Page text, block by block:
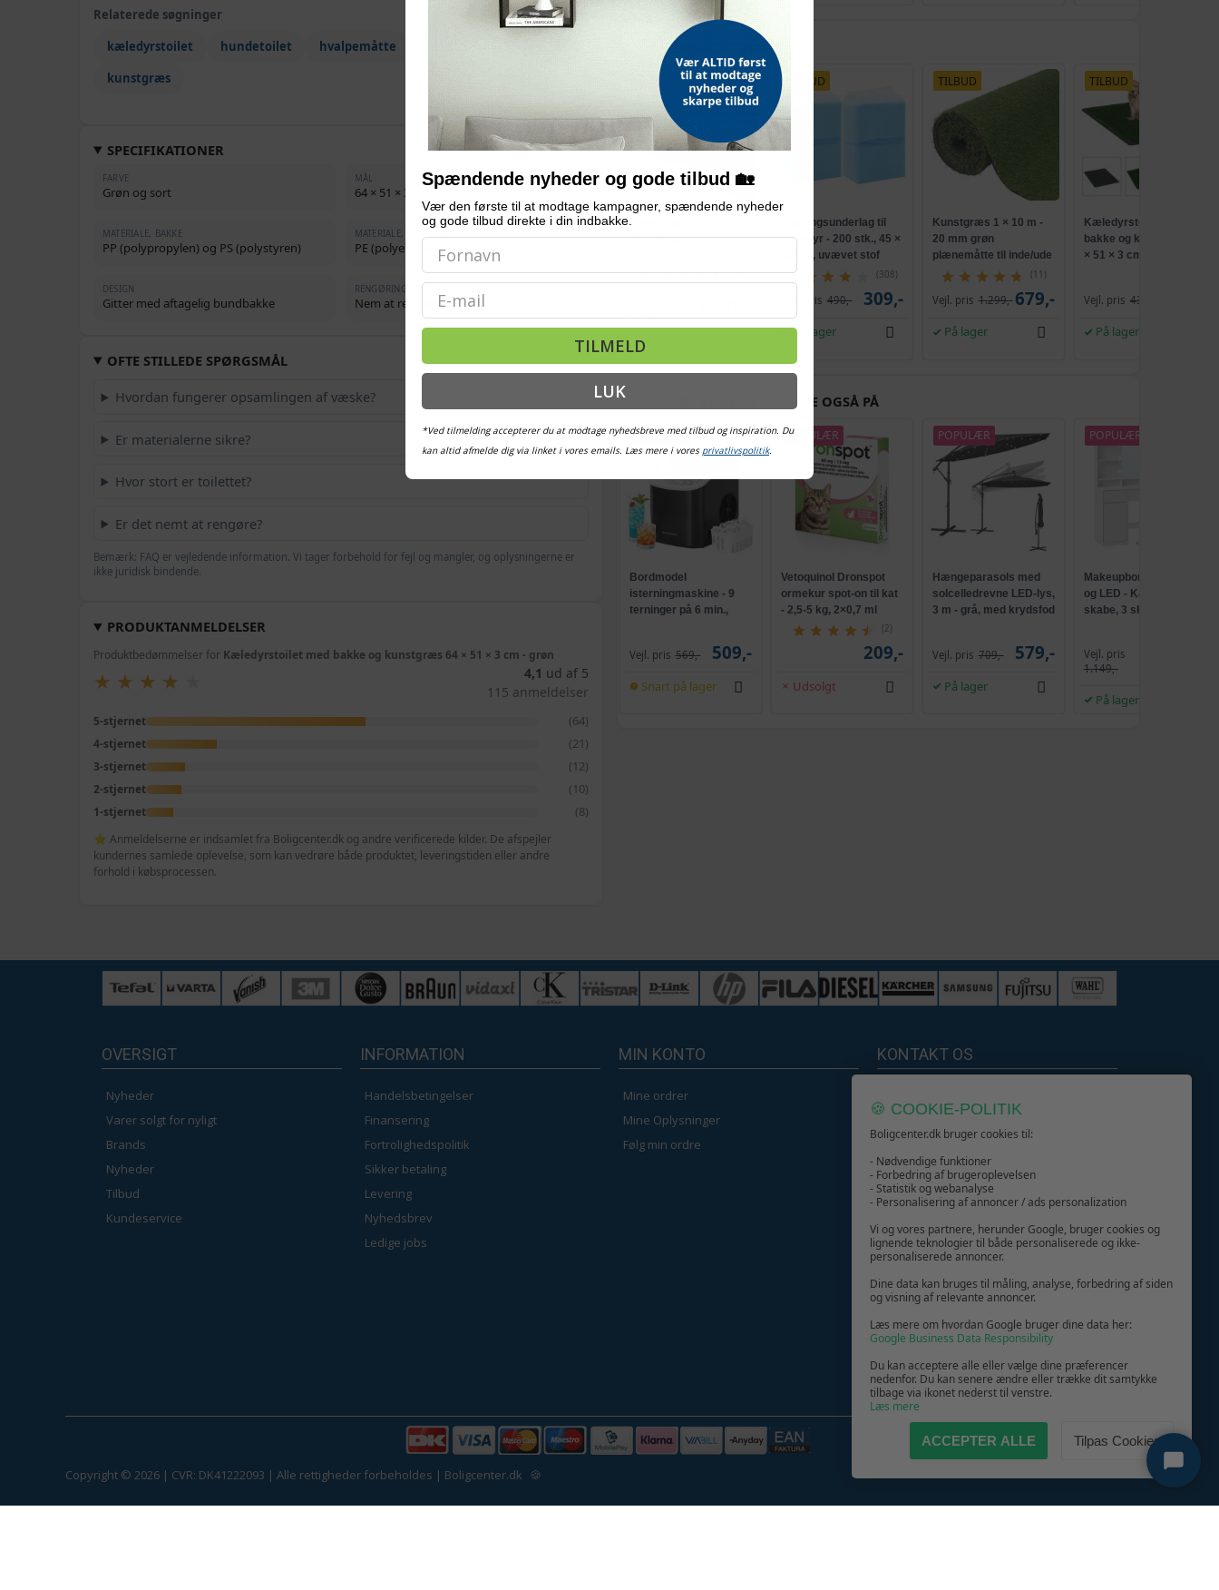
Relaterede søgninger
kæledyrstoilet
hundetoilet hvalpemåtte
kunstgræs
SPECIFIKATIONER
FARVE
Grøn og sort
MÅL
64 × 51 × 3 cm (L × B × T)
MATERIALE, BAKKE
PP (polypropylen) og PS (polystyren)
MATERIALE, KUNSTGRÆS
PE (polyethylen)
DESIGN
Gitter med aftagelig bundbakke
RENGØRING
Nem at rengøre
OFTE STILLEDE SPØRGSMÅL
Hvordan fungerer opsamlingen af væske?
Er materialerne sikre?
Hvor stort er toilettet?
Er det nemt at rengøre?
Bemærk: FAQ er vejledende information. Vi tager forbehold for fejl og mangler, og oplysningerne er
ikke juridisk bindende.
PRODUKTANMELDELSER
Produktbedømmelser for Kæledyrstoilet med bakke og kunstgræs 64 × 51 × 3 cm - grøn
★
★ ★
★ ★
★ ★
★ 4,1 ud af 5
115 anmeldelser
5-stjernet (64)
4-stjernet (21)
3-stjernet (12)
2-stjernet (10)
1-stjernet (8)
⭐ Anmeldelserne er indsamlet fra Boligcenter.dk og andre verificerede kilder. De afspejler
kundernes samlede oplevelse, som kan vedrøre både produktet, leveringstiden eller andre
forhold i købsprocessen.
ALTERNATIVE VARER
TILBUD
Kunstgræs 1 × 15 m -
30 mm, grøn
(9)
På lager
TILBUD
Træningsunderlag til
kæledyr - 200 stk., 45 ×
33 cm, uvævet stof
(308)
Vejl. pris 490,- 309,-
På lager
TILBUD
Kunstgræs 1 × 10 m -
20 mm grøn
plænemåtte til inde/ude
(11)
Vejl. pris 1.299,- 679,-
På lager
TILBUD
Kæledyrstoilet med
bakke og kunstgræs 76
× 51 × 3 cm - grøn
Vejl. pris 430,-
På lager
ANDRE KUNDER KIGGEDE OGSÅ PÅ
POPULÆR
Bordmodel
isterningmaskine - 9
terninger på 6 min.,
Vejl. pris 569,- 509,-
Snart på lager
POPULÆR
Vetoquinol Dronspot
ormekur spot-on til kat
- 2,5-5 kg, 2×0,7 ml
(2)
209,-
Udsolgt
POPULÆR
Hængeparasols med
solcelledrevne LED-lys,
3 m - grå, med krydsfod
Vejl. pris 709,- 579,-
På lager
POPULÆR
Makeupbord med spejl
og LED - Kailyn, 2
skabe, 3 skuffer, 5
uden værktøj - cloud
hvid
Vejl. pris
1.149,-
På lager
OVERSIGT
Nyheder
Varer solgt for nyligt
Brands
Nyheder
Tilbud
Kundeservice
INFORMATION
Handelsbetingelser
Finansering
Fortrolighedspolitik
Sikker betaling
Levering
Nyhedsbrev
Ledige jobs
MIN KONTO
Mine ordrer
Mine Oplysninger
Følg min ordre
KONTAKT OS
GIV GLÆDE MED ET GAVEKORT!
Copyright © 2026 | CVR: DK41222093 | Alle rettigheder forbeholdes | Boligcenter.dk 🍪
🍪 COOKIE-POLITIK
Boligcenter.dk bruger cookies til:
- Nødvendige funktioner
- Forbedring af brugeroplevelsen
- Statistik og webanalyse
- Personalisering af annoncer / ads personalization
Vi og vores partnere, herunder Google, bruger cookies og
lignende teknologier til både personaliserede og ikke-
personaliserede annoncer.
Dine data kan bruges til måling, analyse, forbedring af siden
og visning af relevante annoncer.
Læs mere om hvordan Google bruger dine data her:
Google Business Data Responsibility
Du kan acceptere alle eller vælge dine præferencer
nedenfor. Du kan senere ændre eller trække dit samtykke
tilbage via ikonet nederst til venstre.
Læs mere
ACCEPTER ALLE Tilpas Cookies
Spændende nyheder og gode tilbud 🏡
Vær den første til at modtage kampagner, spændende nyheder
og gode tilbud direkte i din indbakke.
Email
TILMELD
LUK
*Ved tilmelding accepterer du at modtage nyhedsbreve med tilbud og inspiration. Du
kan altid afmelde dig via linket i vores emails. Læs mere i vores privatlivspolitik.